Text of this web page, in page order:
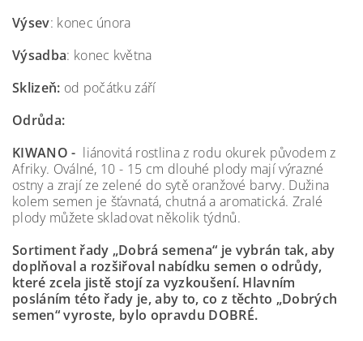
Výsev: konec února
Výsadba: konec května
Sklizeň: od počátku září
Odrůda:
KIWANO - liánovitá rostlina z rodu okurek původem z
Afriky. Oválné, 10 - 15 cm dlouhé plody mají výrazné
ostny a zrají ze zelené do sytě oranžové barvy. Dužina
kolem semen je šťavnatá, chutná a aromatická. Zralé
plody můžete skladovat několik týdnů.
Sortiment řady „Dobrá semena“ je vybrán tak, aby
doplňoval a rozšiřoval nabídku semen o odrůdy,
které zcela jistě stojí za vyzkoušení. Hlavním
posláním této řady je, aby to, co z těchto „Dobrých
semen“ vyroste, bylo opravdu DOBRÉ.